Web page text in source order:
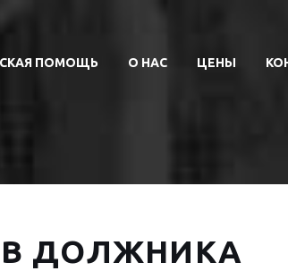
ПОМОЩЬ О НАС ЦЕНЫ
ДОЛЖНИКА